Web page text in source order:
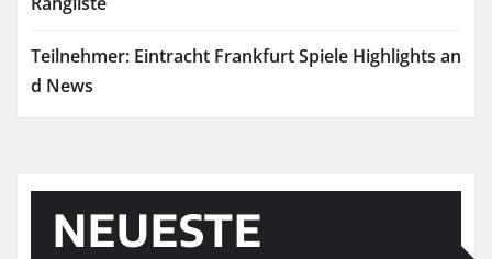
Teilnehmer: Eintracht Frankfurt Spiele Highlights an
d News
NEUESTE